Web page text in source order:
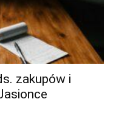
zakupów i